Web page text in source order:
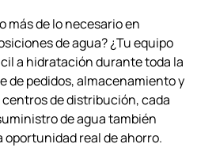
más de lo necesario en
de agua? ¿Tu equipo
a hidratación durante toda la
de pedidos, almacenamiento y
de distribución, cada
de agua también
real de ahorro.